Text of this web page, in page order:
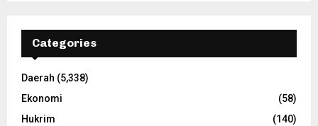
Categories
Daerah (5,338)
Ekonomi
(58)
Hukrim
(140)